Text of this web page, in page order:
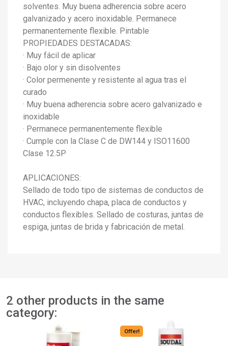
add_circle_outline
Create new list
Create wishlist ×
Wishlist name
Sign in ×
You need to be logged in to save products in your wishlist.
solventes. Muy buena adherencia sobre acero
galvanizado y acero inoxidable. Permanece
permanentemente flexible. Pintable
PROPIEDADES DESTACADAS:
· Muy fácil de aplicar
· Bajo olor y sin disolventes
· Color permenente y resistente al agua tras el
curado
· Muy buena adherencia sobre acero galvanizado e
inoxidable
· Permanece permanentemente flexible
· Cumple con la Clase C de DW144 y ISO11600
Clase 12.5P
APLICACIONES:
Sellado de todo tipo de sistemas de conductos de
HVAC, incluyendo chapa, placa de conductos y
conductos flexibles. Sellado de costuras, juntas de
espiga, juntas de brida y fabricación de metal.
2 other products in the same
category:
Offer!